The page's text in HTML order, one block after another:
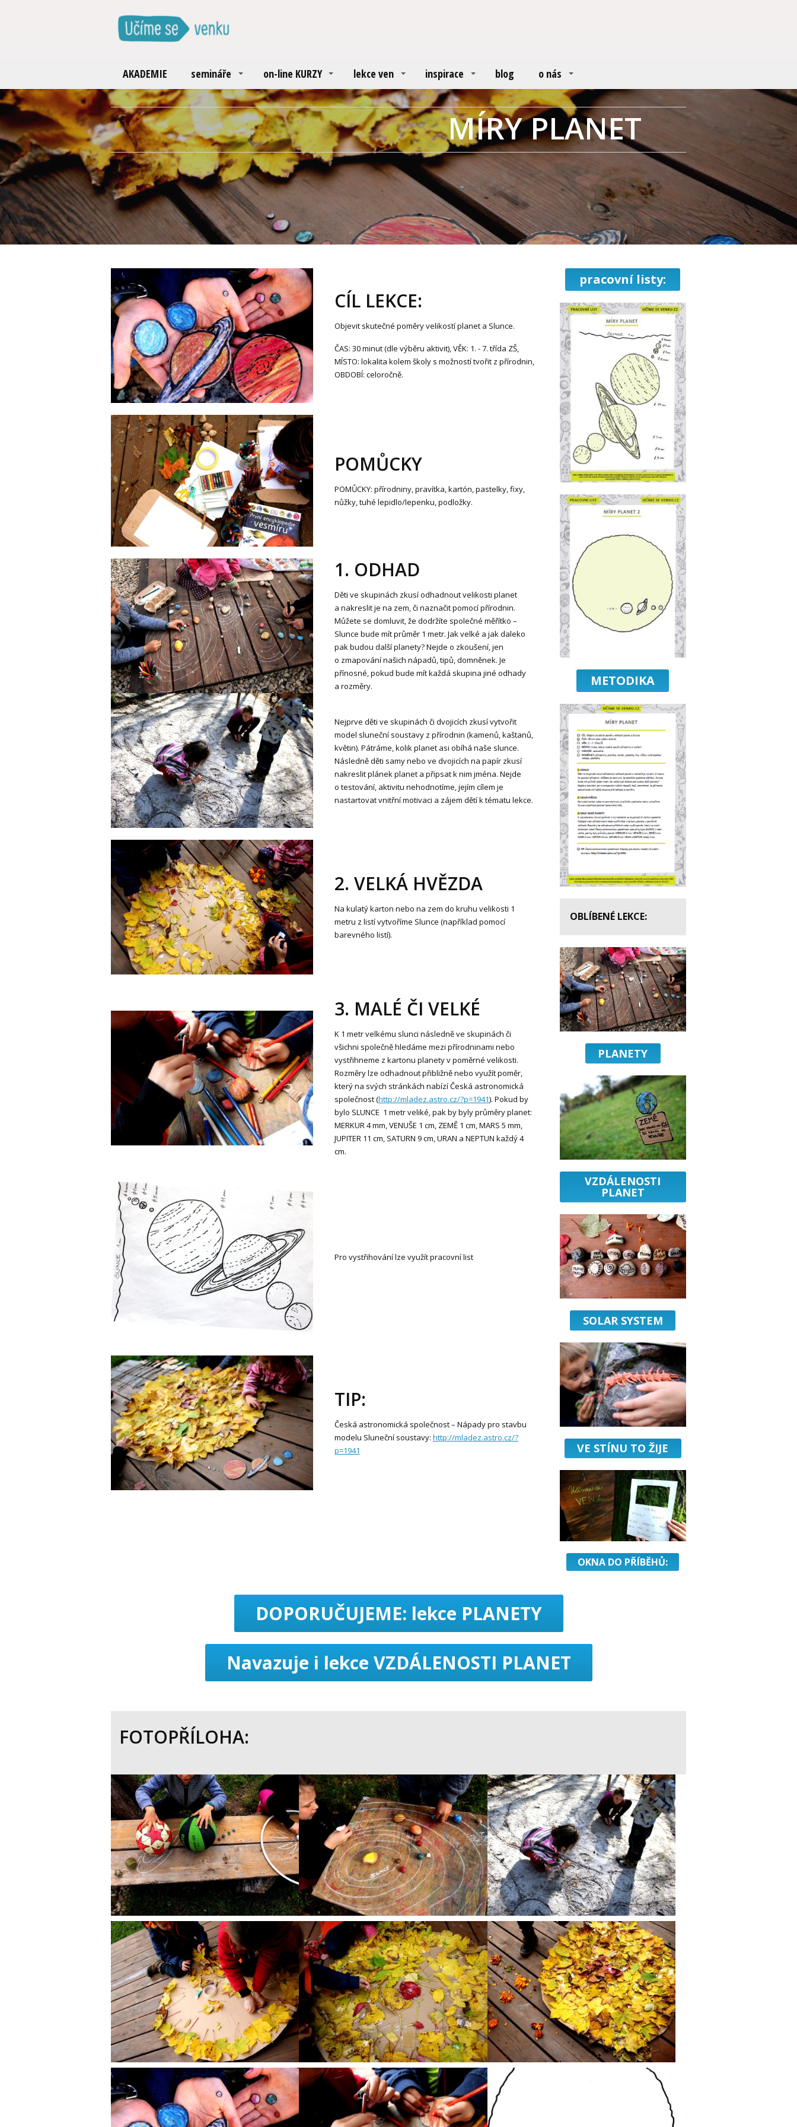
AKADEMIE semináře on-line KURZY lekce ven inspirace blog o nás
MÍRY PLANET
CÍL LEKCE:
Objevit skutečné poměry velikostí planet a Slunce.
ČAS: 30 minut (dle výběru aktivit), VĚK: 1. - 7. třída ZŠ,
MÍSTO: lokalita kolem školy s možností tvořit z přírodnin,
OBDOBÍ: celoročně.
POMŮCKY
POMŮCKY: přírodniny, pravítka, kartón, pastelky, fixy,
nůžky, tuhé lepidlo/lepenku, podložky.
1. ODHAD
Děti ve skupinách zkusí odhadnout velikosti planet
a nakreslit je na zem, či naznačit pomocí přírodnin.
Můžete se domluvit, že dodržíte společné měřítko –
Slunce bude mít průměr 1 metr. Jak velké a jak daleko
pak budou další planety? Nejde o zkoušení, jen
o zmapování našich nápadů, tipů, domněnek. Je
přínosné, pokud bude mít každá skupina jiné odhady
a rozměry.
Nejprve děti ve skupinách či dvojicích zkusí vytvořit
model sluneční soustavy z přírodnin (kamenů, kaštanů,
květin). Pátráme, kolik planet asi obíhá naše slunce.
Následně děti samy nebo ve dvojicích na papír zkusí
nakreslit plánek planet a připsat k nim jména. Nejde
o testování, aktivitu nehodnotíme, jejím cílem je
nastartovat vnitřní motivaci a zájem dětí k tématu lekce.
2. VELKÁ HVĚZDA
Na kulatý karton nebo na zem do kruhu velikosti 1
metru z listí vytvoříme Slunce (například pomocí
barevného listí).
3. MALÉ ČI VELKÉ
K 1 metr velkému slunci následně ve skupinách či
všichni společně hledáme mezi přírodninami nebo
vystřihneme z kartonu planety v poměrné velikosti.
Rozměry lze odhadnout přibližně nebo využít poměr,
který na svých stránkách nabízí Česká astronomická
společnost (http://mladez.astro.cz/?p=1941). Pokud by
bylo SLUNCE 1 metr veliké, pak by byly průměry planet:
MERKUR 4 mm, VENUŠE 1 cm, ZEMĚ 1 cm, MARS 5 mm,
JUPITER 11 cm, SATURN 9 cm, URAN a NEPTUN každý 4
cm.
Pro vystřihování lze využít pracovní list
TIP:
Česká astronomická společnost – Nápady pro stavbu
modelu Sluneční soustavy: http://mladez.astro.cz/?
p=1941
pracovní listy:
METODIKA
OBLÍBENÉ LEKCE:
PLANETY
VZDÁLENOSTI
PLANET
SOLAR SYSTEM
VE STÍNU TO ŽIJE
OKNA DO PŘÍBĚHŮ:
DOPORUČUJEME: lekce PLANETY
Navazuje i lekce VZDÁLENOSTI PLANET
FOTOPŘÍLOHA: